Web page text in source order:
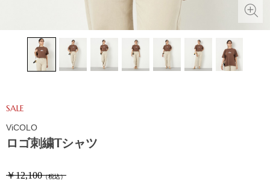
ロゴ刺繍Tシャツ
SALE
￥12,100（税込）
ViCOLO